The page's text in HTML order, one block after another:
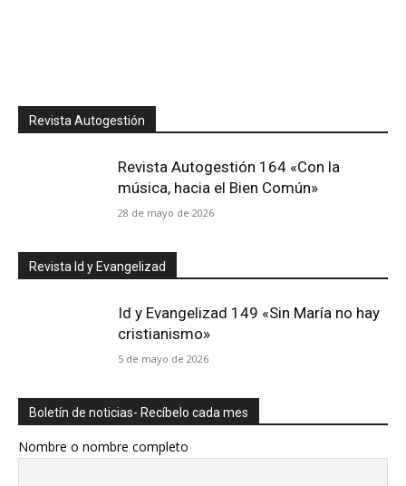
Revista Autogestión
Revista Autogestión 164 «Con la
música, hacia el Bien Común»
28 de mayo de 2026
Revista Id y Evangelizad
Id y Evangelizad 149 «Sin María no hay
cristianismo»
5 de mayo de 2026
Boletín de noticias- Recíbelo cada mes
Nombre o nombre completo